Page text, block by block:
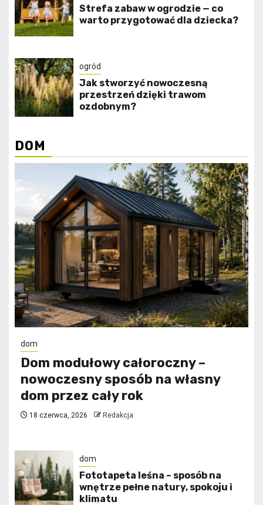
Strefa zabaw w ogrodzie — co
warto przygotować dla dziecka?
ogród
Jak stworzyć nowoczesną
przestrzeń dzięki trawom
ozdobnym?
DOM
dom
Dom modułowy całoroczny –
nowoczesny sposób na własny
dom przez cały rok
18 czerwca, 2026 Redakcja
dom
​Fototapeta leśna – sposób na
wnętrze pełne natury, spokoju i
klimatu